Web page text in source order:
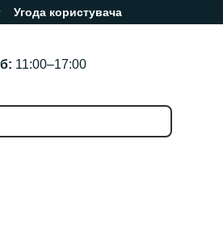
Угода користувача
11:00–17:00